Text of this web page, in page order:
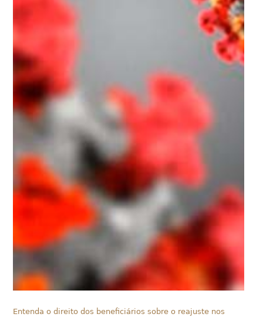
Entenda o direito dos beneficiários sobre o reajuste nos